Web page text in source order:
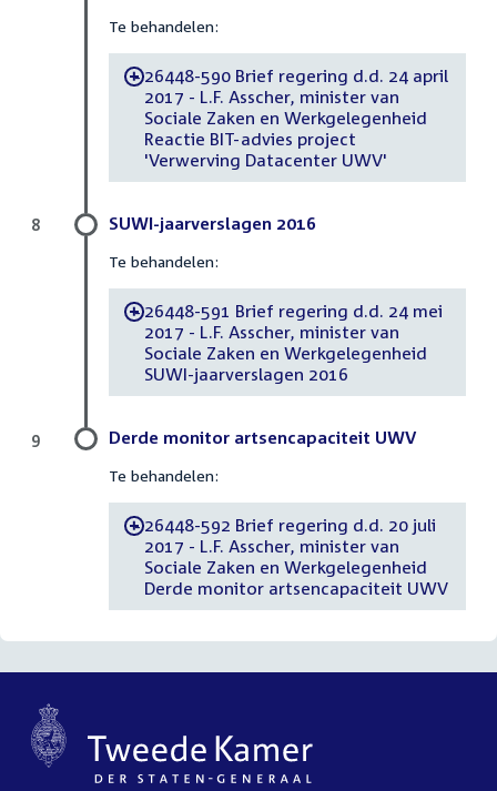
Te behandelen:
-26448-590 Brief regering d.d. 24 april
2017 - L.F. Asscher, minister van
Sociale Zaken en Werkgelegenheid
Reactie BIT-advies project
'Verwerving Datacenter UWV'
SUWI-jaarverslagen 2016
Te behandelen:
-26448-591 Brief regering d.d. 24 mei
2017 - L.F. Asscher, minister van
Sociale Zaken en Werkgelegenheid
SUWI-jaarverslagen 2016
8
Derde monitor artsencapaciteit UWV
Te behandelen:
-26448-592 Brief regering d.d. 20 juli
2017 - L.F. Asscher, minister van
Sociale Zaken en Werkgelegenheid
Derde monitor artsencapaciteit UWV
9